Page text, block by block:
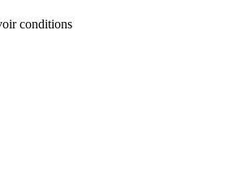
conditions